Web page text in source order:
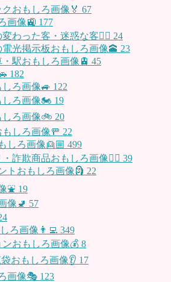
おもしろ画像🏅 67
画像🚉 177
わった客・迷惑な客🤦‍♀️ 24
光掲示板おもしろ画像🕋 23
駅おもしろ画像🚊 45
182
ろ画像🚙 122
しろ画像🏍 19
しろ画像🚲 20
しろ画像🚥 22
しろ画像👱🏼 499
詐欺商品おもしろ画像🙅‍♀️ 39
トおもしろ画像🗿 22
⛲️ 19
像🚽 57
ろ画像👨‍💻 349
おもしろ画像💰 8
おもしろ画像👂 17
画像🎭 123